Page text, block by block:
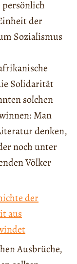
der
Sozialismus
Solidarität
solchen
Man
denken,
noch unter
Völker
der
aus
Ausbrüche,